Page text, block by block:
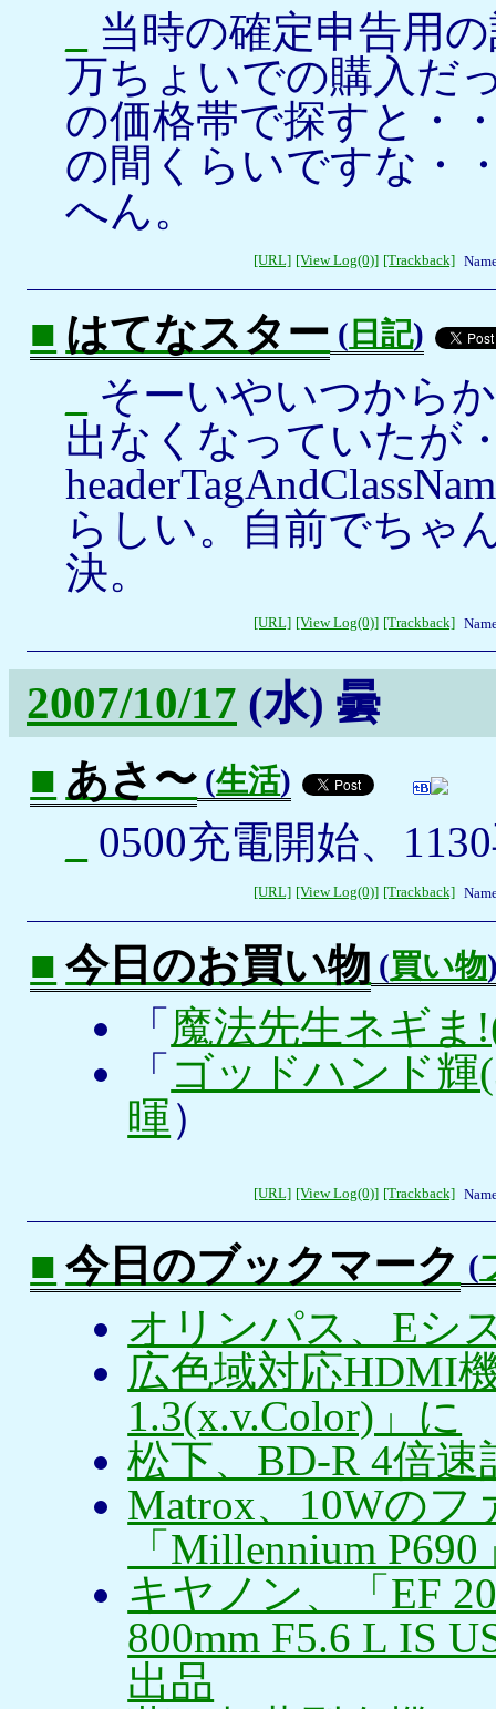
当時の確定申告用
万ちょいでの購入だ
の価格帯で探すと・
の間くらいですな・
へん。
[URL] [View Log(0)] [Trackback]
■ はてなスター ( 日記)
そーいやいつから
出なくなっていたが
らしい。自前でちゃ
決。
[URL] [View Log(0)] [Trackback]
2007/10/17 (水) 曇
■ あさ〜 (生活)
0500充電開始、
[URL] [View Log(0)] [Trackback]
■ 今日のお買い物 (買い物
「 魔法先生ネギま
「 ゴッドハンド輝
暉）
[URL] [View Log(0)] [Trackback]
■ 今日のブックマーク (
オリンパス、Eシ
広色域対応HDMI
1.3(x.v.Color)」に
松下、BD-R 4倍
Matrox、10Wの
「Millennium P690
キヤノン、「EF
800mm F5.6 L IS
出品